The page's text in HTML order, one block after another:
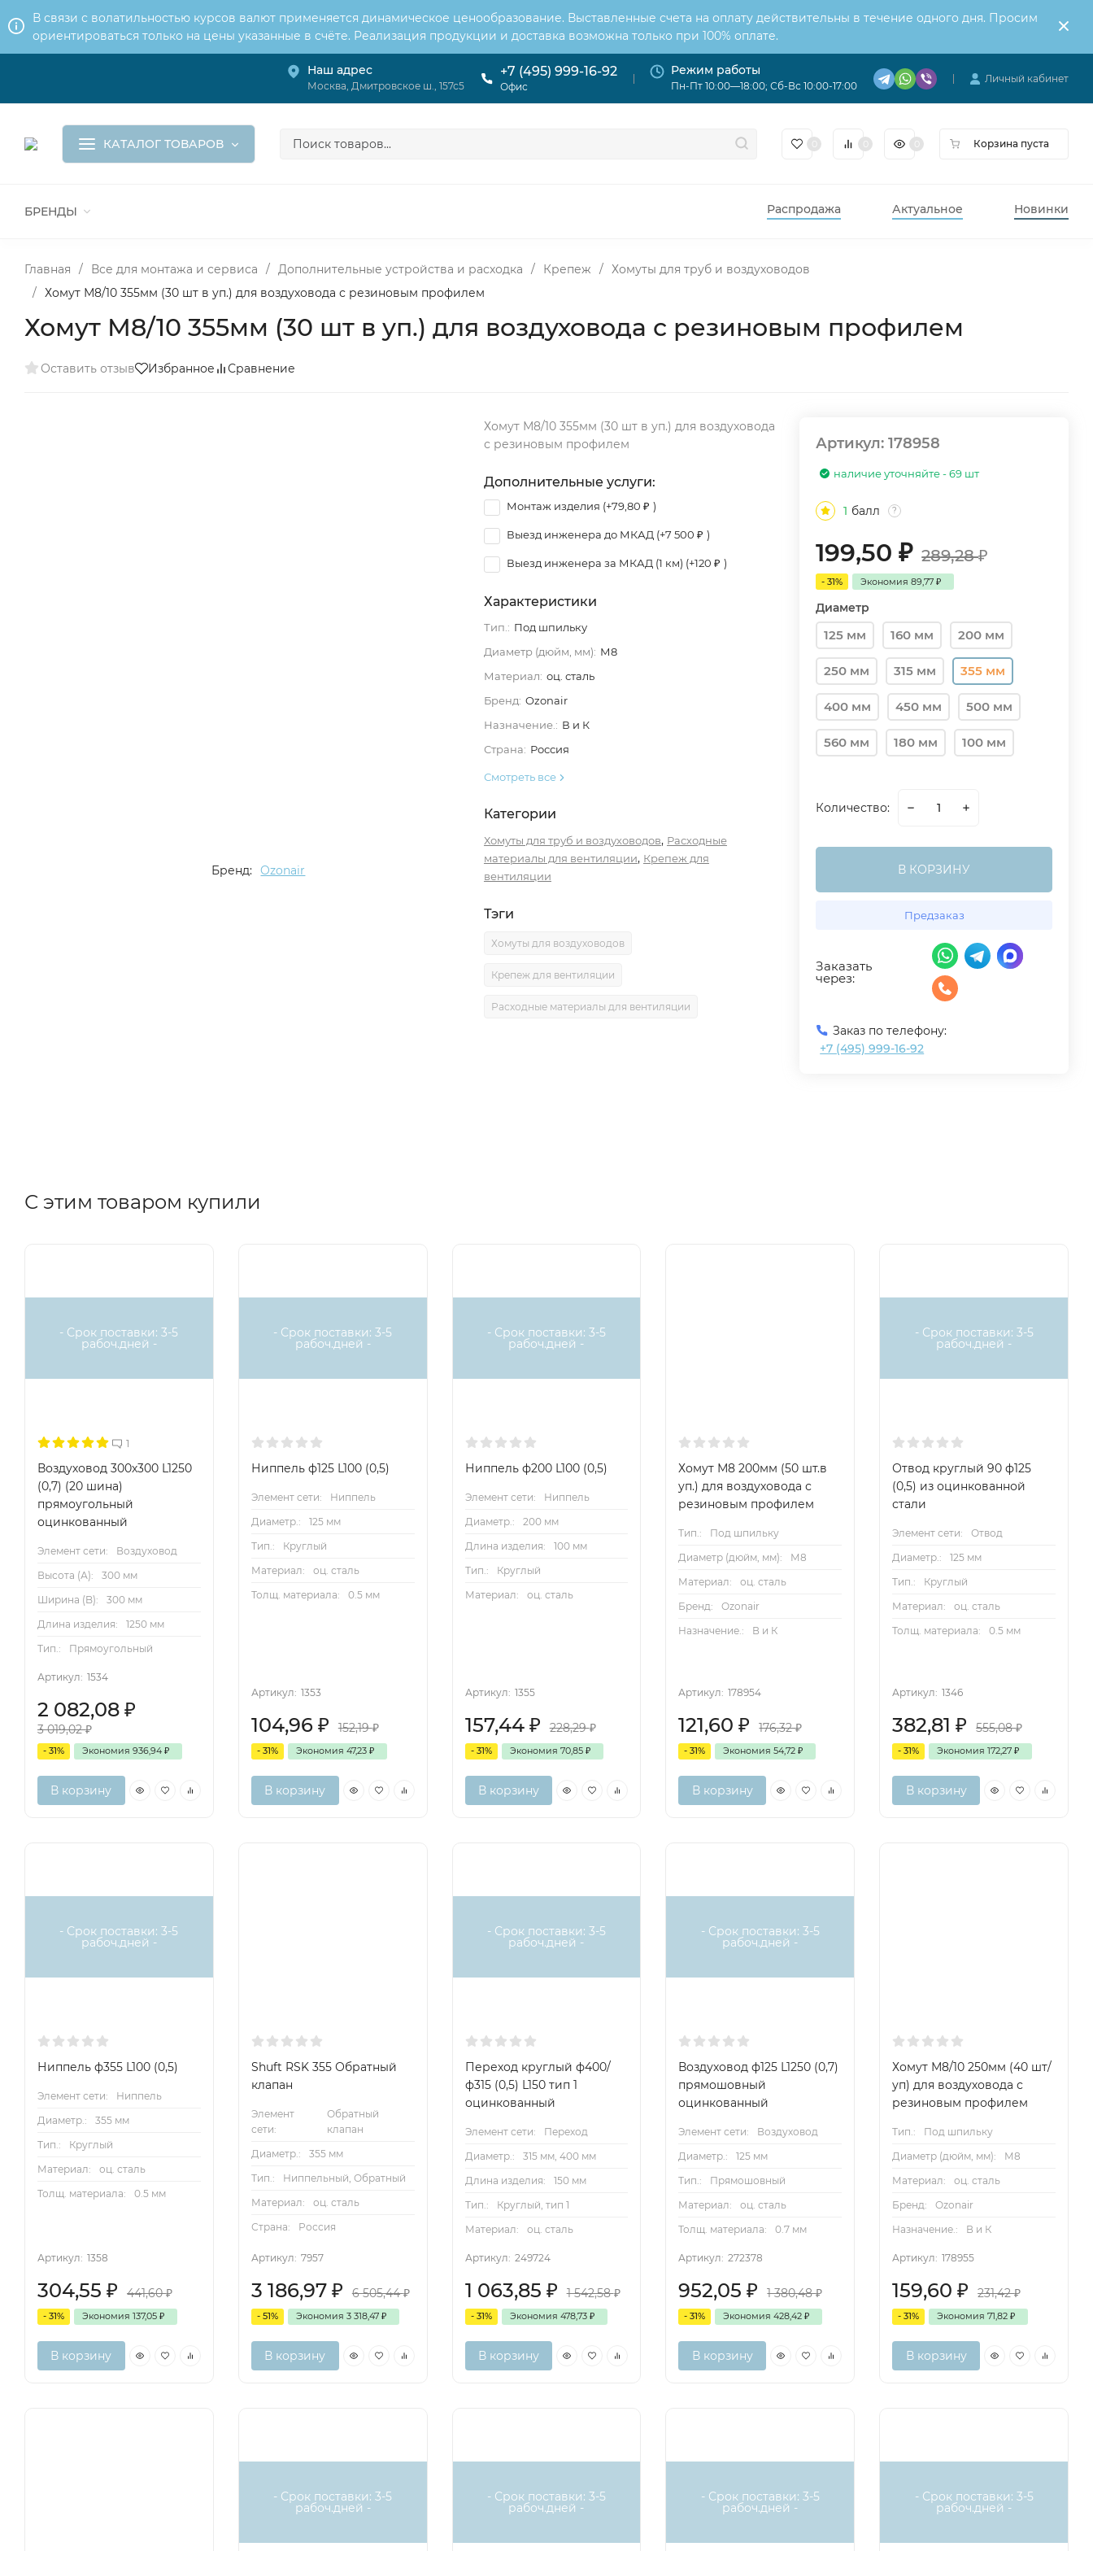
В связи с волатильностью курсов валют применяется динамическое ценообразование. Выставленные счета на оплату действительны в течение одного дня. Просим
ориентироваться только на цены указанные в счёте. Реализация продукции и доставка возможна только при 100% оплате.
Наш адрес
Москва, Дмитровское ш., 157с5
+7 (495) 999-16-92
Офис
Режим работы
Пн-Пт 10:00—18:00; Сб-Вс 10:00-17:00
Личный кабинет
КАТАЛОГ ТОВАРОВ Корзина пуста
БРЕНДЫ Распродажа Актуальное Новинки
Главная / Все для монтажа и сервиса / Дополнительные устройства и расходка / Крепеж / Хомуты для труб и воздуховодов
/ Хомут М8/10 355мм (30 шт в уп.) для воздуховода с резиновым профилем
Хомут М8/10 355мм (30 шт в уп.) для воздуховода с резиновым профилем
Оставить отзыв Избранное Сравнение
Бренд: Ozonair
Хомут М8/10 355мм (30 шт в уп.) для воздуховода
с резиновым профилем
Дополнительные услуги:
Монтаж изделия (+79,80 ₽ )
Выезд инженера до МКАД (+7 500 ₽ )
Выезд инженера за МКАД (1 км) (+120 ₽ )
Характеристики
Тип.: Под шпильку
Диаметр (дюйм, мм): М8
Материал: оц. сталь
Бренд: Ozonair
Назначение.: В и К
Страна: Россия
Смотреть все
Категории
Хомуты для труб и воздуховодов, Расходные
материалы для вентиляции, Крепеж для
вентиляции
Тэги
Хомуты для воздуховодов
Крепеж для вентиляции
Расходные материалы для вентиляции
Артикул:178958
наличие уточняйте - 69 шт
1 балл ?
199,50₽ 289,28₽
- 31% Экономия89,77₽
Диаметр
125 мм 160 мм 200 мм
250 мм 315 мм 355 мм
400 мм 450 мм 500 мм
560 мм 180 мм 100 мм
Количество:
В КОРЗИНУ
Предзаказ
Заказать
через:
Заказ по телефону:
+7 (495) 999-16-92
С этим товаром купили
- Срок поставки: 3-5
рабоч.дней -
1
Воздуховод 300х300 L1250
(0,7) (20 шина)
прямоугольный
оцинкованный
Элемент сети:
Воздуховод
Высота (А):
300 мм
Ширина (B):
300 мм
Длина изделия:
1250 мм
Тип.:
Прямоугольный
Артикул: 1534
2 082,08 ₽
3 019,02₽
- 31% Экономия 936,94 ₽
В корзину
- Срок поставки: 3-5
рабоч.дней -
Ниппель ф125 L100 (0,5)
Элемент сети:
Ниппель
Диаметр.:
125 мм
Тип.:
Круглый
Материал:
оц. сталь
Толщ. материала:
0.5 мм
Артикул: 1353
104,96 ₽ 152,19₽
- 31% Экономия 47,23 ₽
В корзину
- Срок поставки: 3-5
рабоч.дней -
Ниппель ф200 L100 (0,5)
Элемент сети:
Ниппель
Диаметр.:
200 мм
Длина изделия:
100 мм
Тип.:
Круглый
Материал:
оц. сталь
Артикул: 1355
157,44 ₽ 228,29₽
- 31% Экономия 70,85 ₽
В корзину
Хомут М8 200мм (50 шт.в
уп.) для воздуховода с
резиновым профилем
Тип.:
Под шпильку
Диаметр (дюйм, мм):
М8
Материал:
оц. сталь
Бренд:
Ozonair
Назначение.:
В и К
Артикул: 178954
121,60₽ 176,32₽
- 31% Экономия54,72₽
В корзину
- Срок поставки: 3-5
рабоч.дней -
Отвод круглый 90 ф125
(0,5) из оцинкованной
стали
Элемент сети:
Отвод
Диаметр.:
125 мм
Тип.:
Круглый
Материал:
оц. сталь
Толщ. материала:
0.5 мм
Артикул: 1346
382,81₽ 555,08₽
- 31% Экономия172,27₽
В корзину
- Срок поставки: 3-5
рабоч.дней -
Ниппель ф355 L100 (0,5)
Элемент сети:
Ниппель
Диаметр.:
355 мм
Тип.:
Круглый
Материал:
оц. сталь
Толщ. материала:
0.5 мм
Артикул: 1358
304,55 ₽ 441,60₽
- 31% Экономия 137,05 ₽
В корзину
Shuft RSK 355 Обратный
клапан
Элемент
сети:
Обратный
клапан
Диаметр.:
355 мм
Тип.:
Ниппельный, Обратный
Материал:
оц. сталь
Страна:
Россия
Артикул: 7957
3 186,97 ₽ 6 505,44₽
- 51% Экономия 3 318,47 ₽
В корзину
- Срок поставки: 3-5
рабоч.дней -
Переход круглый ф400/
ф315 (0,5) L150 тип 1
оцинкованный
Элемент сети:
Переход
Диаметр.:
315 мм, 400 мм
Длина изделия:
150 мм
Тип.:
Круглый, тип 1
Материал:
оц. сталь
Артикул: 249724
1 063,85 ₽ 1 542,58₽
- 31% Экономия 478,73 ₽
В корзину
- Срок поставки: 3-5
рабоч.дней -
Воздуховод ф125 L1250 (0,7)
прямошовный
оцинкованный
Элемент сети:
Воздуховод
Диаметр.:
125 мм
Тип.:
Прямошовный
Материал:
оц. сталь
Толщ. материала:
0.7 мм
Артикул: 272378
952,05₽ 1 380,48₽
- 31% Экономия428,42₽
В корзину
Хомут М8/10 250мм (40 шт/
уп) для воздуховода с
резиновым профилем
Тип.:
Под шпильку
Диаметр (дюйм, мм):
М8
Материал:
оц. сталь
Бренд:
Ozonair
Назначение.:
В и К
Артикул: 178955
159,60₽ 231,42₽
- 31% Экономия71,82₽
В корзину
- Срок поставки: 3-5
рабоч.дней -
- Срок поставки: 3-5
рабоч.дней -
- Срок поставки: 3-5
рабоч.дней -
- Срок поставки: 3-5
рабоч.дней -